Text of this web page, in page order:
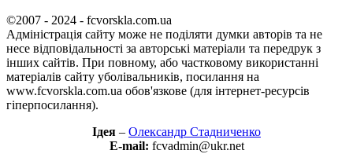
©2007 - 2024 - fcvorskla.com.ua
Адміністрація сайту може не поділяти думки авторів та не
несе відповідальності за авторські матеріали та передрук з
інших сайтів. При повному, або частковому використанні
матеріалів сайту уболівальників, посилання на
www.fcvorskla.com.ua обов'язкове (для інтернет-ресурсів
гіперпосилання).
Ідея – Олександр Стадниченко
E-mail: fcvadmin@ukr.net